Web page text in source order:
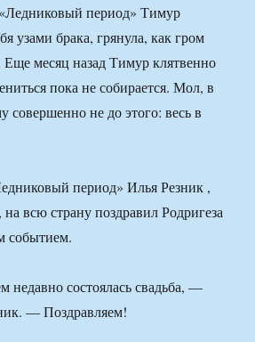
период» Тимур
узами брака, грянула, как гром
Еще месяц назад Тимур клятвенно
пока не собирается. Мол, в
совершенно не до этого: весь в
период» Илья Резник ,
всю страну поздравил Родригеза
событием.
состоялась свадьба, —
— Поздравляем!